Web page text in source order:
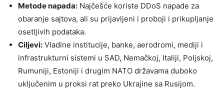
Metode napada: Najčešće koriste DDoS napade za
obaranje sajtova, ali su prijavljeni i proboji i prikupljanje
osetljivih podataka.
Ciljevi: Vladine institucije, banke, aerodromi, mediji i
infrastrukturni sistemi u SAD, Nemačkoj, Italiji, Poljskoj,
Rumuniji, Estoniji i drugim NATO državama duboko
uključenim u proksi rat preko Ukrajine sa Rusijom.